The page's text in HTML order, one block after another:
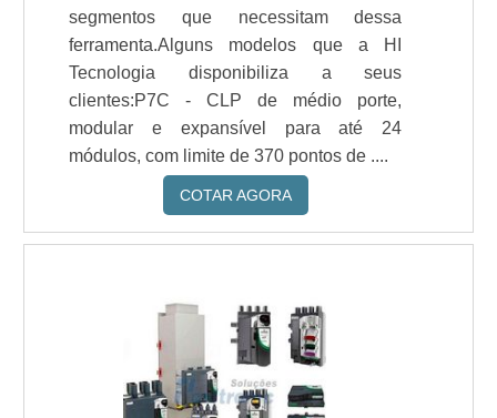
segmentos que necessitam dessa
ferramenta.Alguns modelos que a HI
Tecnologia disponibiliza a seus
clientes:P7C - CLP de médio porte,
modular e expansível para até 24
módulos, com limite de 370 pontos de ....
COTAR AGORA